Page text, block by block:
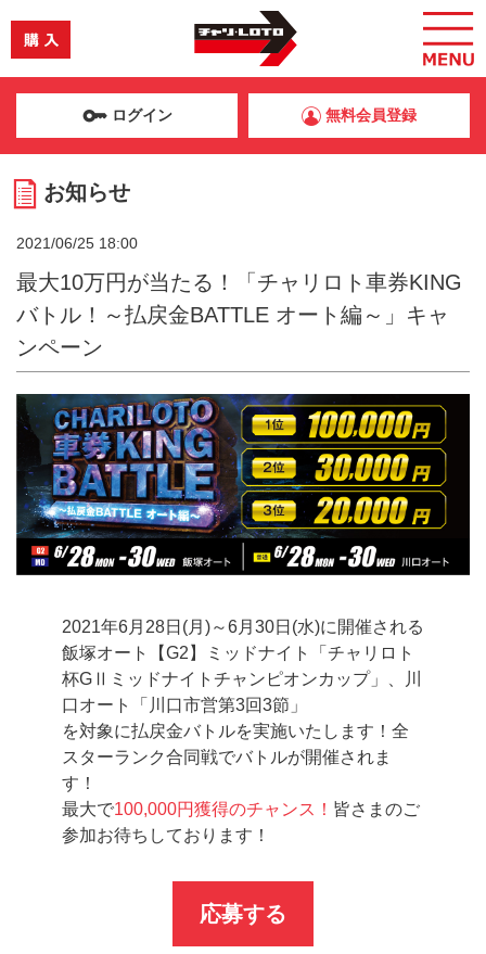
ログイン 無料会員登録
お知らせ
2021/06/25 18:00
最大10万円が当たる！「チャリロト車券KING
バトル！～払戻金BATTLE オート編～」キャ
ンペーン
2021年6月28日(月)～6月30日(水)に開催される
飯塚オート【G2】ミッドナイト「チャリロト
杯GⅡミッドナイトチャンピオンカップ」、川
口オート「川口市営第3回3節」
を対象に払戻金バトルを実施いたします！全
スターランク合同戦でバトルが開催されま
す！
最大で100,000円獲得のチャンス！ 皆さまのご
参加お待ちしております！
応募する